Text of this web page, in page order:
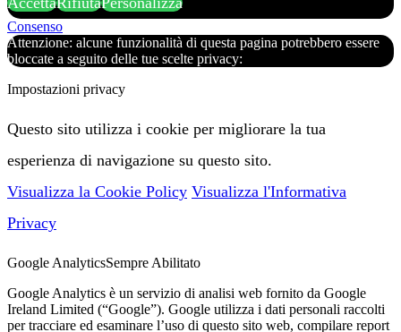
Consenso
Attenzione: alcune funzionalità di questa pagina potrebbero essere
bloccate a seguito delle tue scelte privacy:
Impostazioni privacy
Questo sito utilizza i cookie per migliorare la tua
esperienza di navigazione su questo sito.
Visualizza la Cookie Policy Visualizza l'Informativa
Privacy
Google AnalyticsSempre Abilitato
Google Analytics è un servizio di analisi web fornito da Google
Ireland Limited (“Google”). Google utilizza i dati personali raccolti
per tracciare ed esaminare l’uso di questo sito web, compilare report